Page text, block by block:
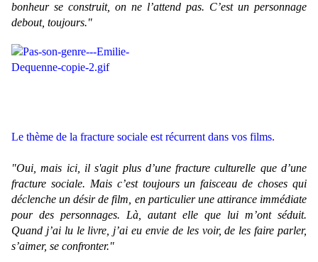
bonheur se construit, on ne l’attend pas. C’est un personnage
debout, toujours."
Le thème de la fracture sociale est récurrent dans vos films.
"Oui, mais ici, il s'agit plus d’une fracture culturelle que d’une
fracture sociale. Mais c’est toujours un faisceau de choses qui
déclenche un désir de film, en particulier une attirance immédiate
pour des personnages. Là, autant elle que lui m’ont séduit.
Quand j’ai lu le livre, j’ai eu envie de les voir, de les faire parler,
s’aimer, se confronter."